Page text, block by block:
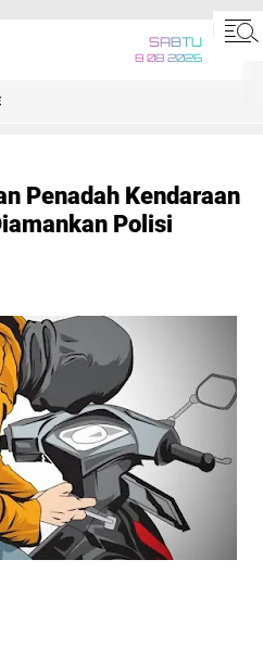
SABTU
8 08 2026
Penadah Kendaraan
Polisi